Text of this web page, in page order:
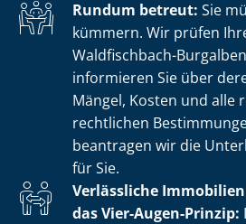
Rundum betreut: Sie
kümmern. Wir prüfen
Waldfischbach-
informieren Sie über
Mängel, Kosten und alle
rechtlichen
beantragen wir die
für Sie.
Verlässliche
das Vier-Augen-Prinzip: